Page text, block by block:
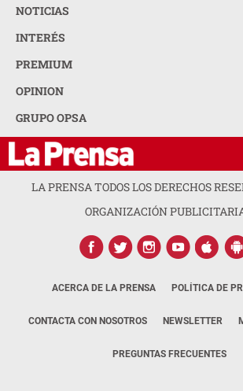
NOTICIAS
INTERÉS
PREMIUM
OPINION
GRUPO OPSA
LA PRENSA TODOS LOS DERECHOS
ORGANIZACIÓN
ACERCA DE LA PRENSA POLÍTICA DE
CONTACTA CON NOSOTROS NEWSLETTER
PREGUNTAS FRECUENTES